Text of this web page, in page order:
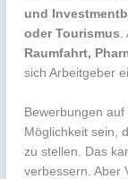
und
oder Tourismus.
Raumfahrt,
sich Arbeitgeber
Bewerbungen
Möglichkeit sein,
zu stellen. Das
verbessern. Aber